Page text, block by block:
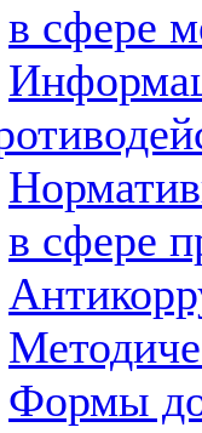
в сфере
в сфере
Формы